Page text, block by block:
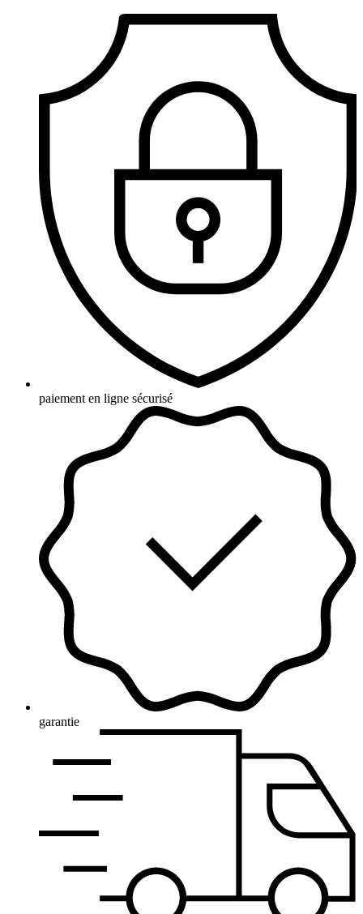
paiement en ligne sécurisé
garantie